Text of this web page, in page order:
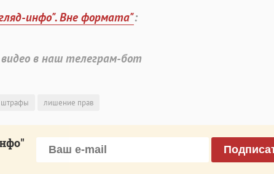
инфо". Вне формата":
в наш телеграм-бот
штрафы лишение прав